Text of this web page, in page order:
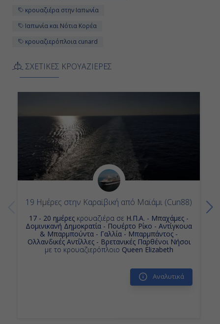
κρουαζιέρα στην Ιαπωνία
Ιαπωνία και Νότια Κορέα
κρουαζιερόπλοια cunard
ΣΧΕΤΙΚΕΣ ΚΡΟΥΑΖΙΕΡΕΣ
19 Ημέρες στην Καραϊβική από Μαϊάμι (Cun88)
17 - 20 ημέρες κρουαζιέρα σε Η.Π.Α. - Μπαχάμες -
Δομινικανή Δημοκρατία - Πουέρτο Ρίκο - Αντίγκουα
& Μπαρμπούντα - Γαλλία - Μπαρμπάντος -
Ολλανδικές Αντίλλες - Βρετανικές Παρθένοι Νήσοι
με το κρουαζιερόπλοιο Queen Elizabeth
Αναλυτικά